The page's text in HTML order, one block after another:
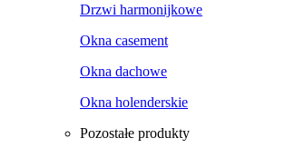
Drzwi harmonijkowe
Okna casement
Okna dachowe
Okna holenderskie
Pozostałe produkty